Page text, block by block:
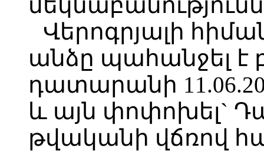
Վերոգրյալի
անձը պահանջել է
դատարանի
և այն փոփոխել`
թվականի վճռով